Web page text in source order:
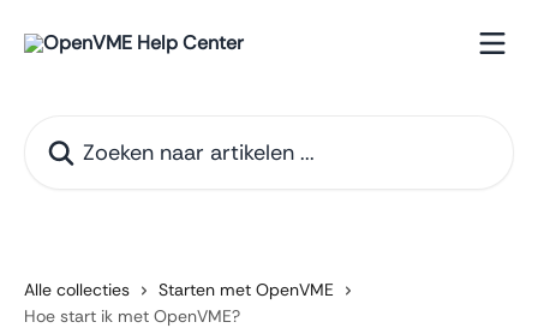
Alle collecties
Starten met OpenVME
Hoe start ik met OpenVME?